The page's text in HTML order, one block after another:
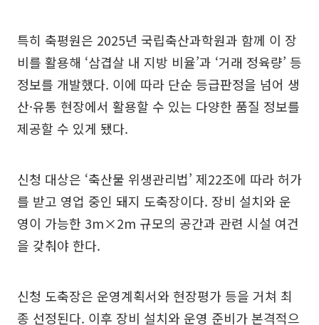
특히 축평원은 2025년 국립축산과학원과 함께 이 장
비를 활용해 ‘삼겹살 내 지방 비율’과 ‘거래 정육량’ 등
정보를 개발했다. 이에 따라 단순 등급판정을 넘어 생
산·유통 현장에서 활용할 수 있는 다양한 품질 정보를
제공할 수 있게 됐다.
신청 대상은 ‘축산물 위생관리법’ 제22조에 따라 허가
를 받고 영업 중인 돼지 도축장이다. 장비 설치와 운
영이 가능한 3m×2m 규모의 공간과 관련 시설 여건
을 갖춰야 한다.
신청 도축장은 운영계획서와 현장평가 등을 거쳐 최
종 선정된다. 이후 장비 설치와 운영 준비가 본격적으